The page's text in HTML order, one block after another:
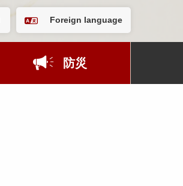
Foreign language
防災